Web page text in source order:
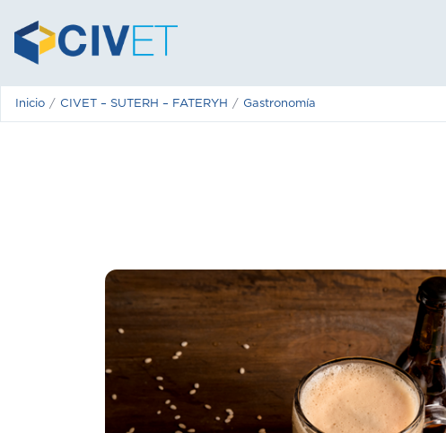
Inicio CIVET – SUTERH – FATERYH Gastronomía